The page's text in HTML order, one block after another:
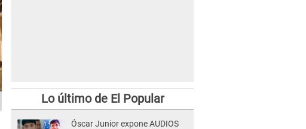
Lo último de El Popular
Óscar Junior expone AUDIOS